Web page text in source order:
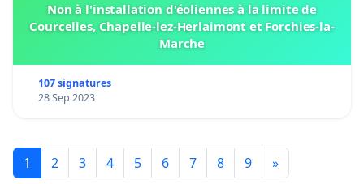
Non à l'installation d'éoliennes à la limite de
Courcelles, Chapelle-lez-Herlaimont et Forchies-la-
Marche
107 signatures
28 Sep 2023
1 2 3 4 5 6 7 8 9 »